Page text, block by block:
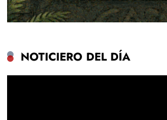
NOTICIERO DEL DÍA